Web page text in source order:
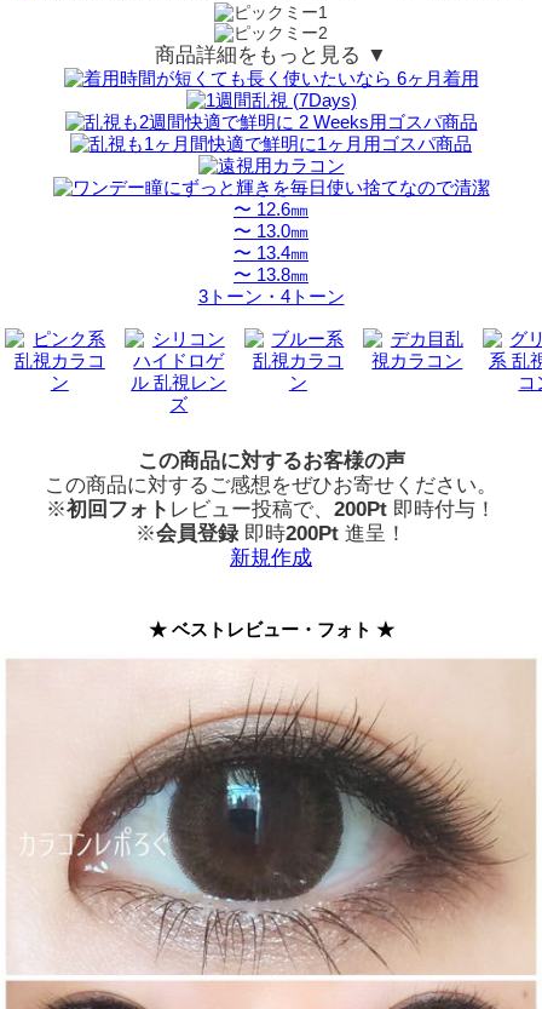
商品詳細をもっと見る ▼
〜 12.6㎜
〜 13.0㎜
〜 13.4㎜
〜 13.8㎜
3トーン・4トーン
この商品に対するお客様の声
この商品に対するご感想をぜひお寄せください。
※初回フォト レビュー投稿で、 200Pt 即時付与！
※会員登録即時200Pt 進呈！
新規作成
★ ベストレビュー・フォト ★